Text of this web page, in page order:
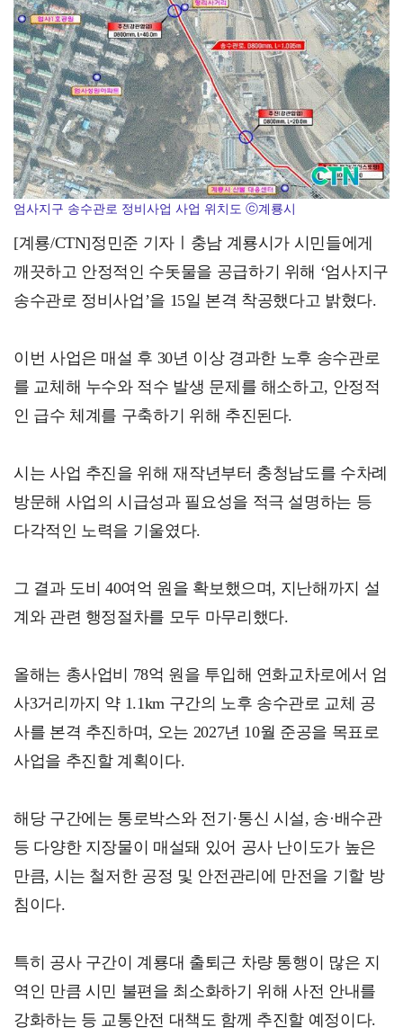
엄사지구 송수관로 정비사업 사업 위치도 ⓒ계룡시
[계룡/CTN]정민준 기자ㅣ충남 계룡시가 시민들에게
깨끗하고 안정적인 수돗물을 공급하기 위해 ‘엄사지구
송수관로 정비사업’을 15일 본격 착공했다고 밝혔다.
이번 사업은 매설 후 30년 이상 경과한 노후 송수관로
를 교체해 누수와 적수 발생 문제를 해소하고, 안정적
인 급수 체계를 구축하기 위해 추진된다.
시는 사업 추진을 위해 재작년부터 충청남도를 수차례
방문해 사업의 시급성과 필요성을 적극 설명하는 등
다각적인 노력을 기울였다.
그 결과 도비 40여억 원을 확보했으며, 지난해까지 설
계와 관련 행정절차를 모두 마무리했다.
올해는 총사업비 78억 원을 투입해 연화교차로에서 엄
사3거리까지 약 1.1km 구간의 노후 송수관로 교체 공
사를 본격 추진하며, 오는 2027년 10월 준공을 목표로
사업을 추진할 계획이다.
해당 구간에는 통로박스와 전기·통신 시설, 송·배수관
등 다양한 지장물이 매설돼 있어 공사 난이도가 높은
만큼, 시는 철저한 공정 및 안전관리에 만전을 기할 방
침이다.
특히 공사 구간이 계룡대 출퇴근 차량 통행이 많은 지
역인 만큼 시민 불편을 최소화하기 위해 사전 안내를
강화하는 등 교통안전 대책도 함께 추진할 예정이다.